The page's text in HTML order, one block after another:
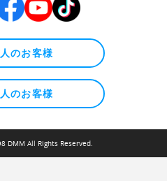
のお客様
のお客様
DMM All Rights Reserved.